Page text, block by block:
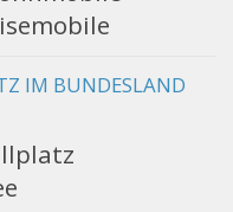
IM BUNDESLAND